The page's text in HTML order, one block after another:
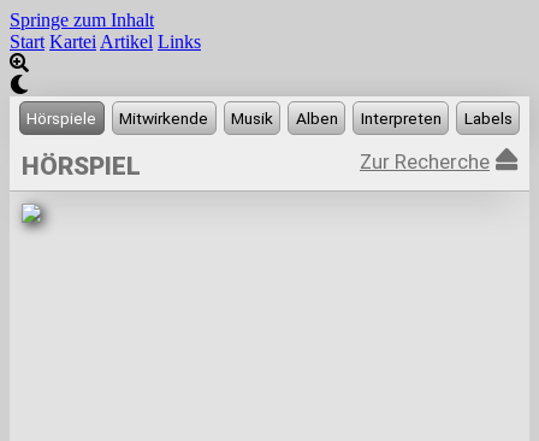
Springe zum Inhalt
Start Kartei Artikel Links
HÖRSPIEL Zur Recherche